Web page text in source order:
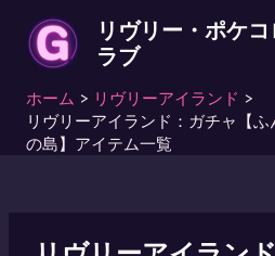
リヴリー・ポケ
ラブ
ホーム
リヴリーアイランド
リヴリーアイランド：ガチャ【
の島】アイテム一覧